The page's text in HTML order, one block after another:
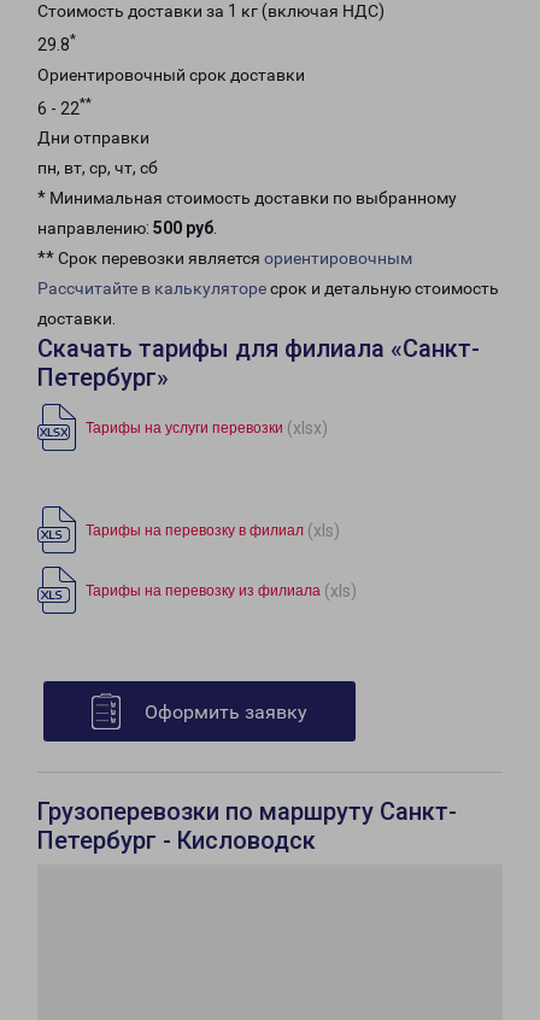
Стоимость доставки за 1 кг (включая НДС)
29.8*
Ориентировочный срок доставки
6 - 22**
Дни отправки
пн, вт, ср, чт, сб
* Минимальная стоимость доставки по выбранному
направлению: 500 руб.
** Срок перевозки является ориентировочным
Рассчитайте в калькуляторесрок и детальную стоимость
доставки.
Скачать тарифы для филиала «Санкт-
Петербург»
Тарифы на услуги перевозки (xlsx)
Тарифы на перевозку в филиал (xls)
Тарифы на перевозку из филиала (xls)
Оформить заявку
Грузоперевозки по маршруту Санкт-
Петербург - Кисловодск